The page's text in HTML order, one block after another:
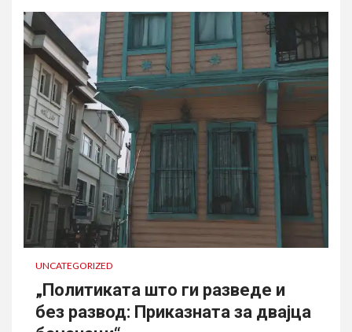
UNCATEGORIZED
„Политиката што ги разведе и
без развод: Приказната за двајца